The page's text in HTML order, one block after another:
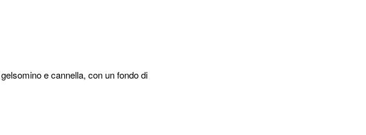
e cannella, con un fondo di